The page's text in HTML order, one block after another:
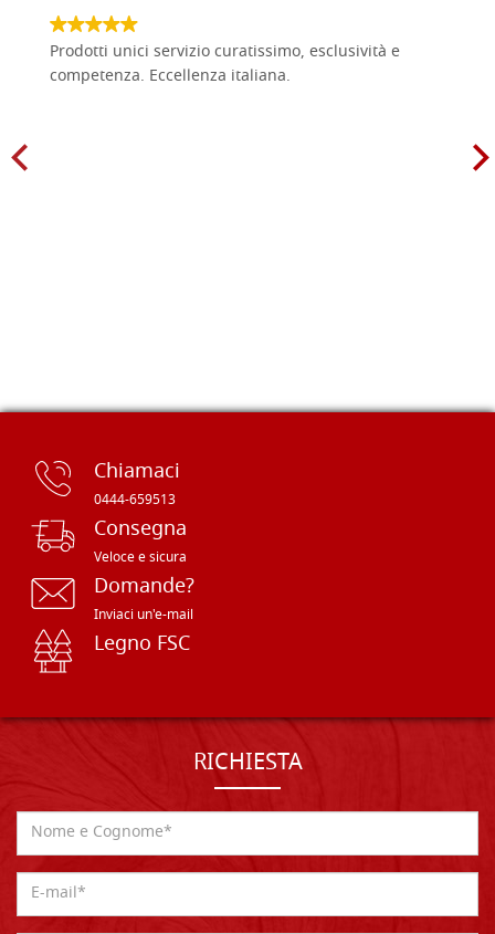
Prodotti unici servizio curatissimo, esclusività e
competenza. Eccellenza italiana.
Chiamaci
0444-659513
Consegna
Veloce e sicura
Domande?
Inviaci un'e-mail
Legno FSC
RICHIESTA